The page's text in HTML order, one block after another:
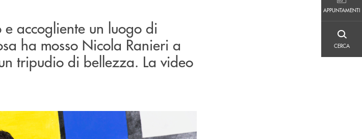
APPUNTAMENTI
CERCA
accogliente un luogo di
ha mosso Nicola Ranieri a
tripudio di bellezza. La video